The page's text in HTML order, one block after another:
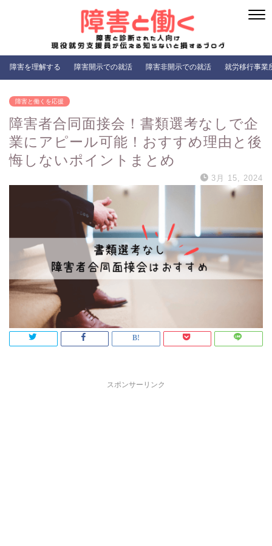
障害を理解する 障害開示での就活 障害非開示での就活 就労移行事業
障害と働くを応援
障害者合同面接会！書類選考なしで企
業にアピール可能！おすすめ理由と後
悔しないポイントまとめ
3月 15, 2024
スポンサーリンク